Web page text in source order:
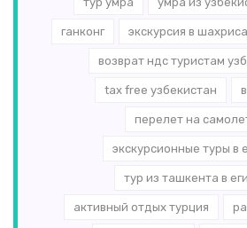
ганконг экскурсия в
возврат ндс туристам
tax free узбекистан
перелет на
экскурсионные туры в
тур из ташкента в
активный отдых турция